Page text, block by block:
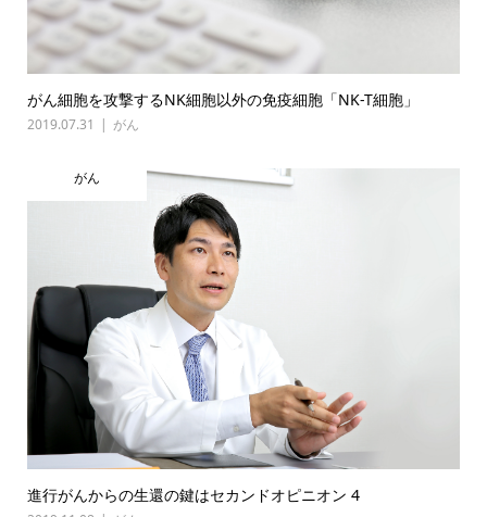
がん細胞を攻撃するNK細胞以外の免疫細胞「NK-T細胞」
2019.07.31 がん
がん
進行がんからの生還の鍵はセカンドオピニオン 4